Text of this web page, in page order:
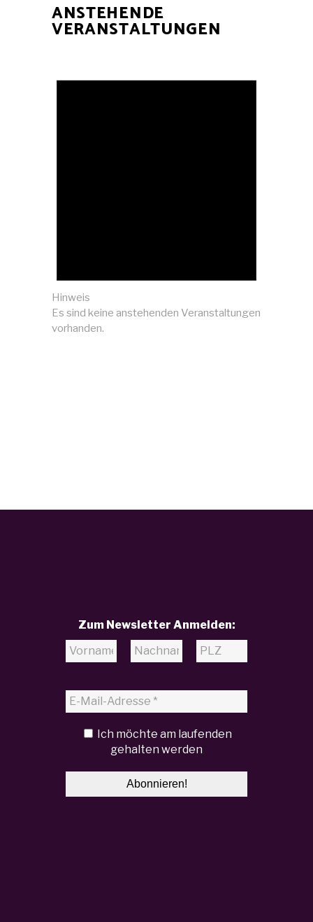
ANSTEHENDE
VERANSTALTUNGEN
Hinweis
Es sind keine anstehenden Veranstaltungen
vorhanden.
Zum Newsletter Anmelden:
Ich möchte am laufenden
gehalten werden